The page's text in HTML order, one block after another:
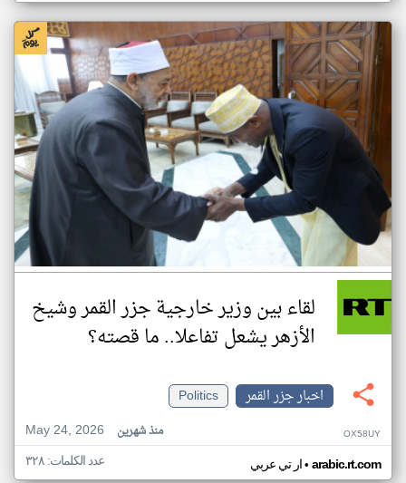
لقاء بين وزير خارجية جزر القمر وشيخ
الأزهر يشعل تفاعلا.. ما قصته؟
اخبار جزر القمر
Politics
May 24, 2026
منذ شهرين OX58UY
ار تي عربي• arabic.rt.com عدد الكلمات: ٣٢٨